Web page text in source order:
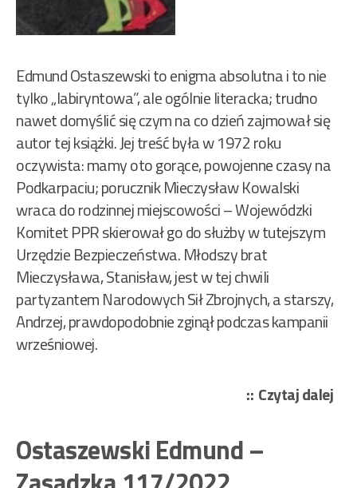
Edmund Ostaszewski to enigma absolutna i to nie
tylko „labiryntowa”, ale ogólnie literacka; trudno
nawet domyślić się czym na co dzień zajmował się
autor tej książki. Jej treść była w 1972 roku
oczywista: mamy oto gorące, powojenne czasy na
Podkarpaciu; porucznik Mieczysław Kowalski
wraca do rodzinnej miejscowości – Wojewódzki
Komitet PPR skierował go do służby w tutejszym
Urzędzie Bezpieczeństwa. Młodszy brat
Mieczysława, Stanisław, jest w tej chwili
partyzantem Narodowych Sił Zbrojnych, a starszy,
Andrzej, prawdopodobnie zginął podczas kampanii
wrześniowej.
Czytaj dalej
Ostaszewski Edmund –